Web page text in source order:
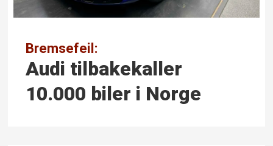
Bremsefeil:
Audi tilbake­kaller
10.000 biler i Norge